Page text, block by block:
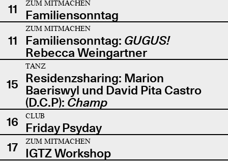
11
ZUM MITMACHEN
Familiensonntag
11
ZUM MITMACHEN
Familiensonntag: GUGUS!
Rebecca Weingartner
15
TANZ
Residenzsharing: Marion
Baeriswyl und David Pita Castro
(D.C.P): Champ
16
CLUB
Friday Psyday
17
ZUM MITMACHEN
IGTZ Workshop